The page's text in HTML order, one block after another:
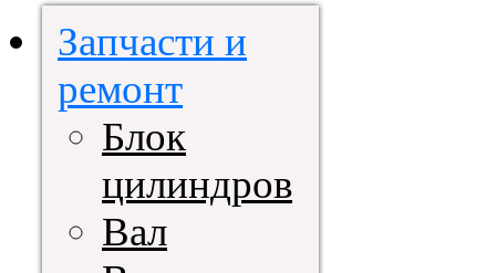
Запчасти и
ремонт
Блок
цилиндров
Вал